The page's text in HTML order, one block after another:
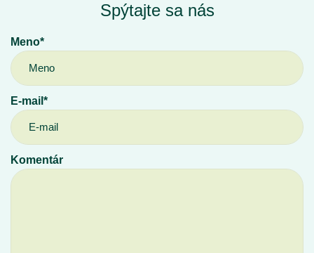
Spýtajte sa nás
Meno*
E-mail*
Komentár